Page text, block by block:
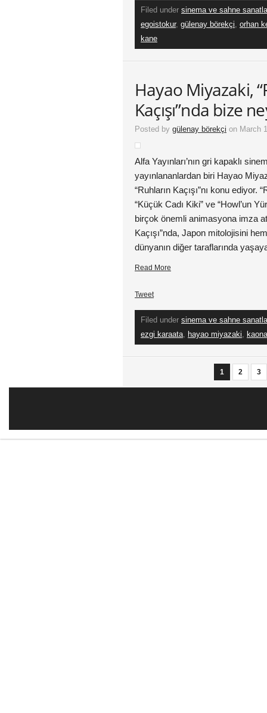
Filed under sinema ve sahne
egoistokur, gülenay börekçi, orhan
kane
Hayao Miyazaki,
Kaçışı”nda bize
Posted by gülenay börekçi on March
Alfa Yayınları’nın gri kapaklı
yayınlananlardan biri Hayao
“Ruhların Kaçışı”nı konu ediyor.
“Küçük Cadı Kiki” ve “Howl’un
birçok önemli animasyona imza
Kaçışı”nda, Japon mitolojisini
dünyanın diğer taraflarında
Read More
Tweet
Filed under sinema ve sahne
ezgi karaata, hayao miyazaki,
1 2 3